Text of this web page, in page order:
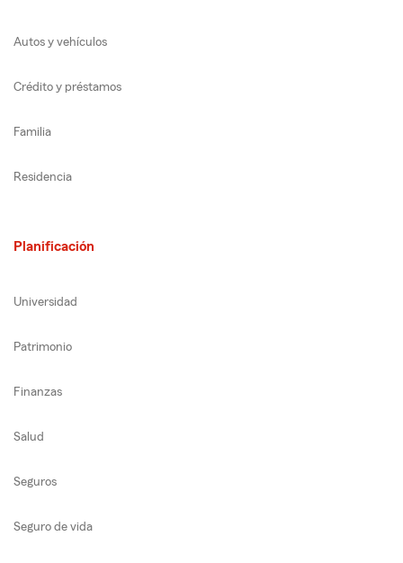
Autos y vehículos
Crédito y préstamos
Familia
Residencia
Planificación
Universidad
Patrimonio
Finanzas
Salud
Seguros
Seguro de vida